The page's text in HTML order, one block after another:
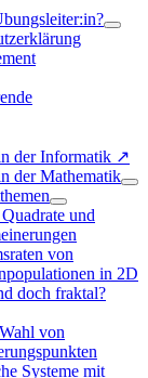
der Informatik ↗
der Mathematik
und
von
in 2D
doch fraktal?
von
Systeme mit